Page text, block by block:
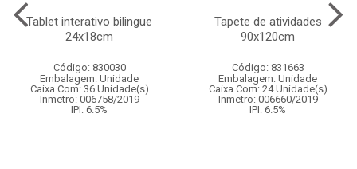
Tablet interativo bilingue
24x18cm
Código: 830030
Embalagem: Unidade
Caixa Com: 36 Unidade(s)
Inmetro: 006758/2019
IPI: 6.5%
Tapete de atividades
90x120cm
Código: 831663
Embalagem: Unidade
Caixa Com: 24 Unidade(s)
Inmetro: 006660/2019
IPI: 6.5%